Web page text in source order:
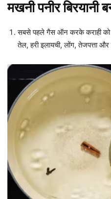
मखनी पनीर बिरयानी
सबसे पहले गैस ऑन करके कराही को
तेल, हरी इलायची, लोंग, तेजपत्ता और